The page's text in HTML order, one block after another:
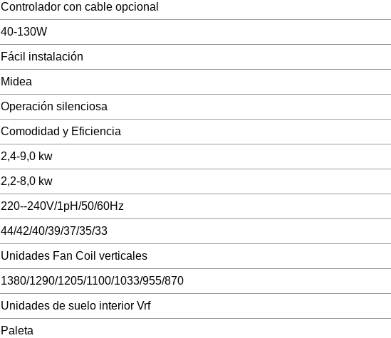
Controlador con cable opcional
40-130W
Fácil instalación
Midea
Operación silenciosa
Comodidad y Eficiencia
2,4-9,0 kw
2,2-8,0 kw
220--240V/1pH/50/60Hz
44/42/40/39/37/35/33
Unidades Fan Coil verticales
1380/1290/1205/1100/1033/955/870
Unidades de suelo interior Vrf
Paleta